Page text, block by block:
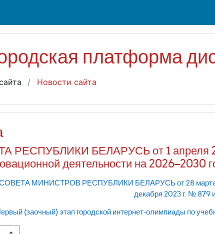
платформа
Новости сайта
БЕЛАРУСЬ от 1 апреля
деятельности на 2026–2030
МИНИСТРОВ РЕСПУБЛИКИ БЕЛАРУСЬ от 28 марта 2025
декабря 2023 г. № 879
(заочный) этап городской интернет-олимпиады по